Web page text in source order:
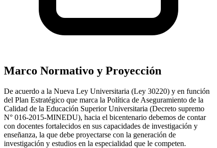
Marco Normativo y Proyección
De acuerdo a la Nueva Ley Universitaria (Ley 30220) y en función
del Plan Estratégico que marca la Política de Aseguramiento de la
Calidad de la Educación Superior Universitaria (Decreto supremo
N° 016-2015-MINEDU), hacia el bicentenario debemos de contar
con docentes fortalecidos en sus capacidades de investigación y
enseñanza, la que debe proyectarse con la generación de
investigación y estudios en la especialidad que le competen.